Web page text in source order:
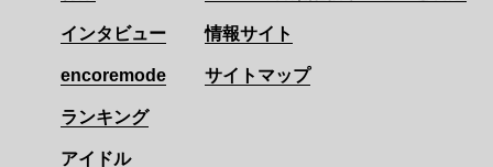
インタビュー
encoremode
ランキング
アイドル
情報サイト
サイトマップ